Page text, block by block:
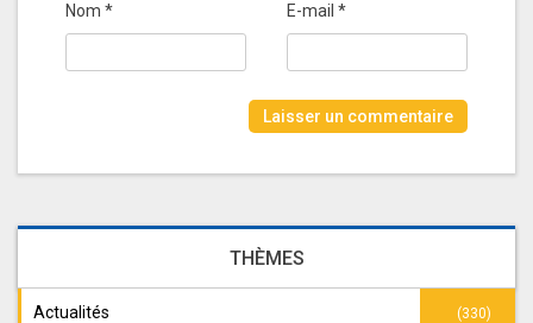
Nom * E-mail *
THÈMES
Actualités (330)